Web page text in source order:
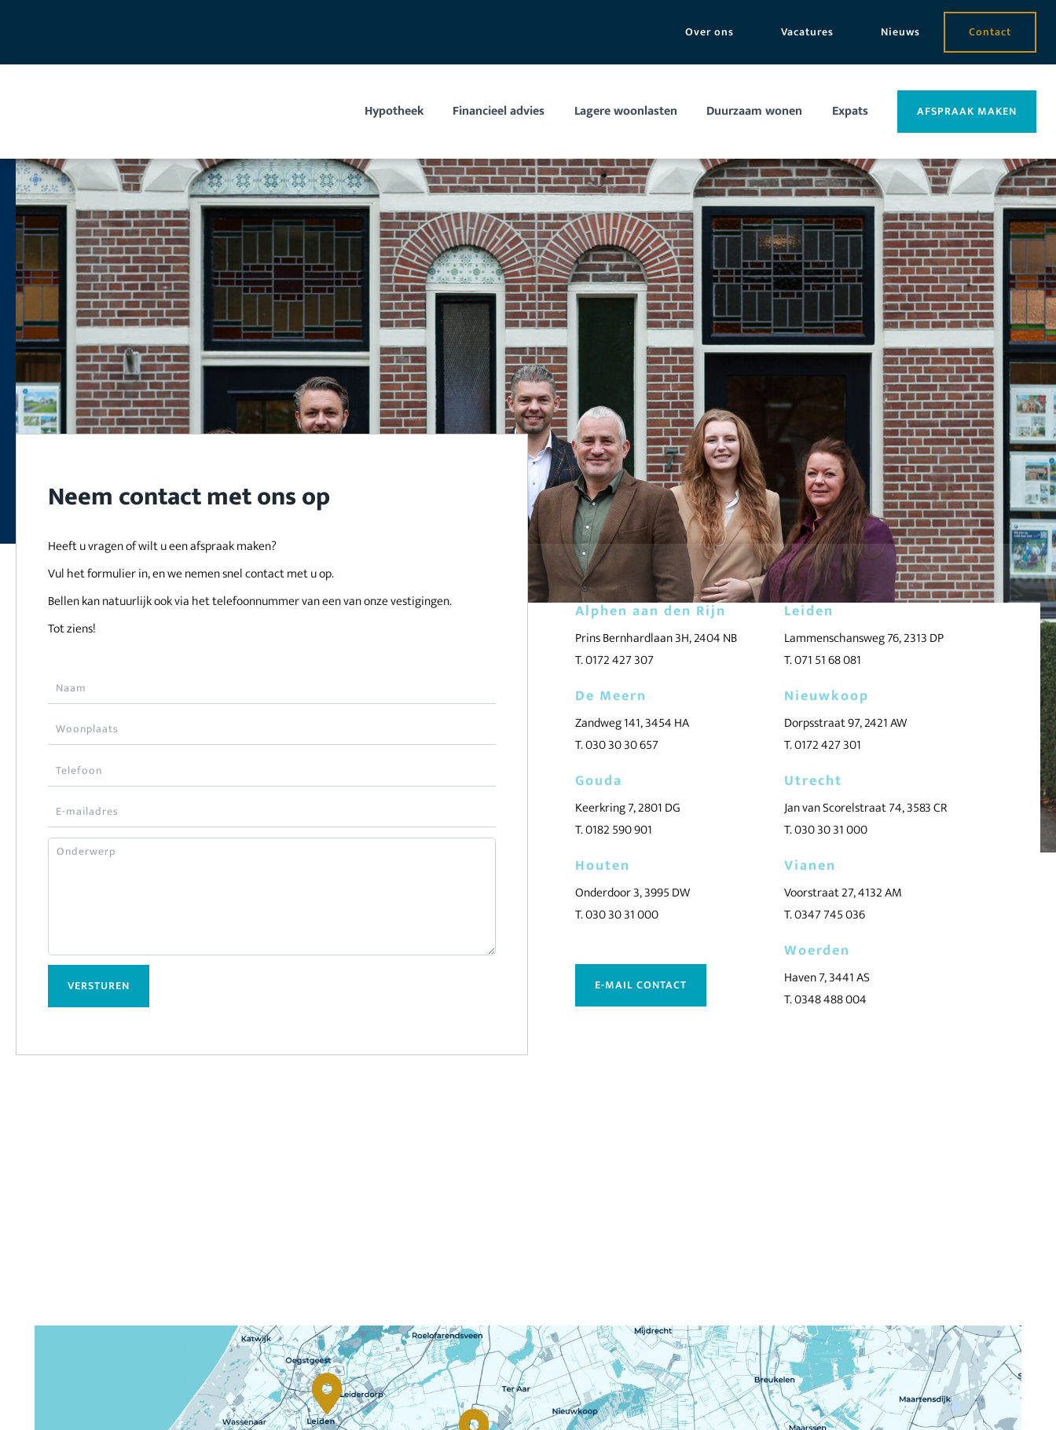
Over ons Vacatures Nieuws Contact
Hypotheek Financieel advies Lagere woonlasten Duurzaam wonen Expats AFSPRAAK MAKEN
Neem contact met ons op
Heeft u vragen of wilt u een afspraak maken?
Vul het formulier in, en we nemen snel contact met u op.
Bellen kan natuurlijk ook via het telefoonnummer van een van onze vestigingen.
Tot ziens!
VERSTUREN
Alphen aan den Rijn
Prins Bernhardlaan 3H, 2404 NB
T. 0172 427 307
De Meern
Zandweg 141, 3454 HA
T. 030 30 30 657
Gouda
Keerkring 7, 2801 DG
T. 0182 590 901
Houten
Onderdoor 3, 3995 DW
T. 030 30 31 000
E-MAIL CONTACT
Leiden
Lammenschansweg 76, 2313 DP
T. 071 51 68 081
Nieuwkoop
Dorpsstraat 97, 2421 AW
T. 0172 427 301
Utrecht
Jan van Scorelstraat 74, 3583 CR
T. 030 30 31 000
Vianen
Voorstraat 27, 4132 AM
T. 0347 745 036
Woerden
Haven 7, 3441 AS
T. 0348 488 004